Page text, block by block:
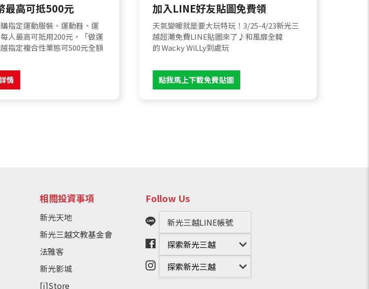
最高可抵500元
購指定運動服裝、運動鞋、運
人最高可抵用200元，「做運
指定複合性業態可500元全額
情
加入LINE好友貼圖免費領
天氣變暖就是要大玩特玩！3/25-4/23新光三
越超潮免費LINE貼圖來了♪和風靡全韓
的 Wacky WiLLy到處玩
點我馬上下載免費貼圖
相關投資事項
新光天地
新光三越文教基金會
法雅客
新光影城
[i]Store
Follow Us
新光三越LINE帳號